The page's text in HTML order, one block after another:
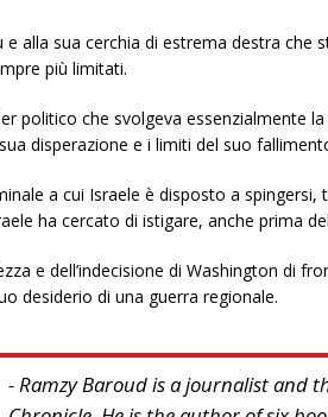
e alla sua cerchia di estrema destra che
più limitati.
politico che svolgeva essenzialmente
disperazione e i limiti del suo
a cui Israele è disposto a
ha cercato di istigare, anche prima
e dell’indecisione di Washington di
desiderio di una guerra regionale.
- Ramzy Baroud is a journalist and